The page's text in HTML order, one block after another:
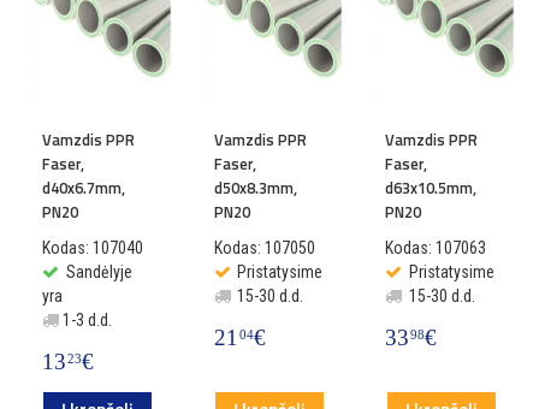
Vamzdis PPR
Faser,
d40x6.7mm,
PN20
Kodas: 107040
Sandėlyje
yra
1-3 d.d.
1323€
Vamzdis PPR
Faser,
d50x8.3mm,
PN20
Kodas: 107050
Pristatysime
15-30 d.d.
21 04€
Vamzdis PPR
Faser,
d63x10.5mm,
PN20
Kodas: 107063
Pristatysime
15-30 d.d.
3398€